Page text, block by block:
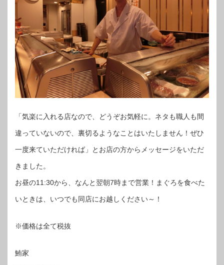
「気楽に入れる店なので、どうぞお気軽に。ネタも職人も間
違っていないので、裏切るようなことはいたしません！ぜひ
一度来ていただければ」とお店の方からメッセージをいただ
きました。
お昼の11:30から、なんと翌朝7時まで営業！まぐろを食べた
いときは、いつでも同店にお越しください～！
※価格は全て税抜
鮪家